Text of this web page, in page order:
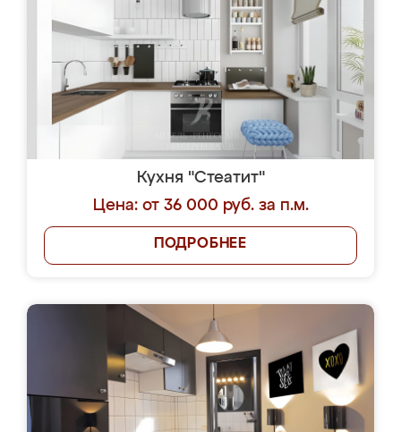
Кухня "Стеатит"
Цена: от 36 000 руб. за п.м.
ПОДРОБНЕЕ